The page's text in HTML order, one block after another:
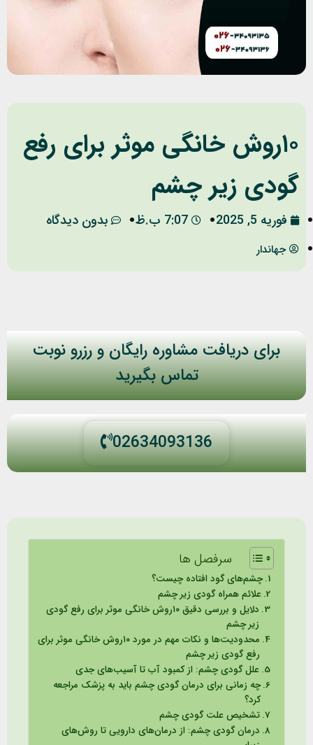
١٠روش خانگی موثر برای رفع
گودی زیر چشم
فوریه 5, 2025 7:07 ب.ظ بدون دیدگاه
جهاندار
برای دریافت مشاوره رایگان و رزرو نوبت
تماس بگیرید
02634093136
سرفصل ها
چشم‌های گود افتاده چیست؟
علائم همراه گودی زیر چشم
دلایل و بررسی دقیق ١٠روش خانگی موثر برای رفع گودی
زیر چشم
محدودیت‌ها و نکات مهم در مورد ١٠روش خانگی موثر برای
رفع گودی زیر چشم
علل گودی چشم: از کمبود آب تا آسیب‌های جدی
چه زمانی برای درمان گودی چشم باید به پزشک مراجعه
کرد؟
تشخیص علت گودی چشم
درمان گودی چشم: از درمان‌های دارویی تا روش‌های